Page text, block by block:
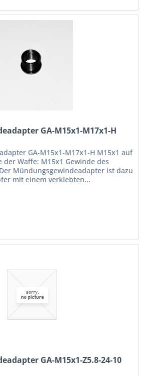
GA-M15x1-M17x1-H
GA-M15x1-M17x1-H M15x1 auf
Waffe: M15x1 Gewinde des
Mündungsgewindeadapter ist dazu
mit einem verklebten...
GA-M15x1-Z5.8-24-10